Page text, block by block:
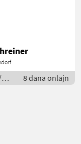
8 dana onlajn